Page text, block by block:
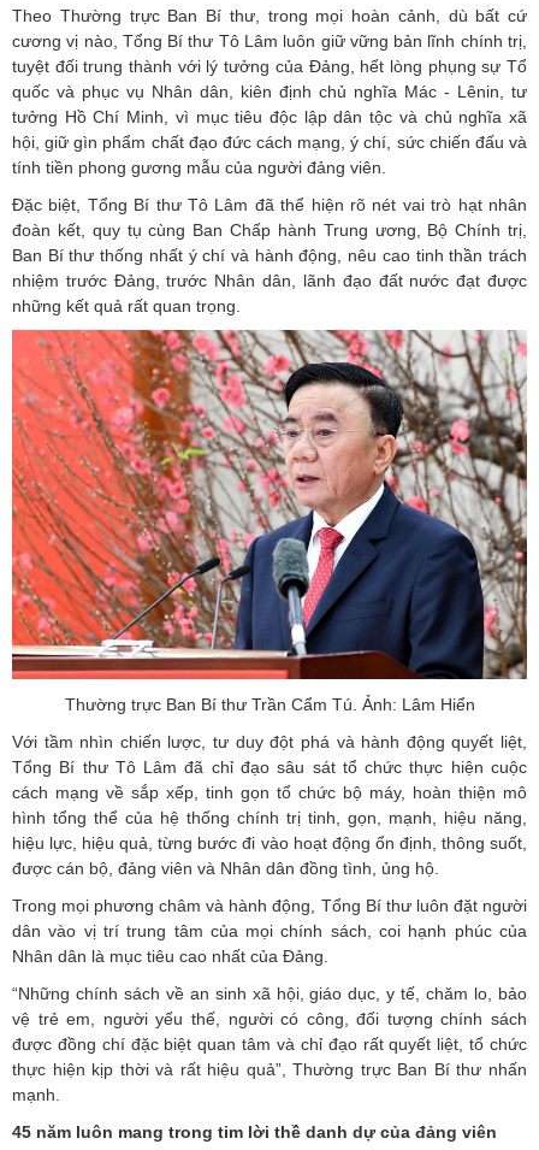
Theo Thường trực Ban Bí thư, trong mọi hoàn cảnh, dù bất cứ
cương vị nào, Tổng Bí thư Tô Lâm luôn giữ vững bản lĩnh chính trị,
tuyệt đối trung thành với lý tưởng của Đảng, hết lòng phụng sự Tổ
quốc và phục vụ Nhân dân, kiên định chủ nghĩa Mác - Lênin, tư
tưởng Hồ Chí Minh, vì mục tiêu độc lập dân tộc và chủ nghĩa xã
hội, giữ gìn phẩm chất đạo đức cách mạng, ý chí, sức chiến đấu và
tính tiền phong gương mẫu của người đảng viên.
Đặc biệt, Tổng Bí thư Tô Lâm đã thể hiện rõ nét vai trò hạt nhân
đoàn kết, quy tụ cùng Ban Chấp hành Trung ương, Bộ Chính trị,
Ban Bí thư thống nhất ý chí và hành động, nêu cao tinh thần trách
nhiệm trước Đảng, trước Nhân dân, lãnh đạo đất nước đạt được
những kết quả rất quan trọng.
Thường trực Ban Bí thư Trần Cẩm Tú. Ảnh: Lâm Hiển
Với tầm nhìn chiến lược, tư duy đột phá và hành động quyết liệt,
Tổng Bí thư Tô Lâm đã chỉ đạo sâu sát tổ chức thực hiện cuộc
cách mạng về sắp xếp, tinh gọn tổ chức bộ máy, hoàn thiện mô
hình tổng thể của hệ thống chính trị tinh, gọn, mạnh, hiệu năng,
hiệu lực, hiệu quả, từng bước đi vào hoạt động ổn định, thông suốt,
được cán bộ, đảng viên và Nhân dân đồng tình, ủng hộ.
Trong mọi phương châm và hành động, Tổng Bí thư luôn đặt người
dân vào vị trí trung tâm của mọi chính sách, coi hạnh phúc của
Nhân dân là mục tiêu cao nhất của Đảng.
“Những chính sách về an sinh xã hội, giáo dục, y tế, chăm lo, bảo
vệ trẻ em, người yếu thế, người có công, đối tượng chính sách
được đồng chí đặc biệt quan tâm và chỉ đạo rất quyết liệt, tổ chức
thực hiện kịp thời và rất hiệu quả”, Thường trực Ban Bí thư nhấn
mạnh.
45 năm luôn mang trong tim lời thề danh dự của đảng viên